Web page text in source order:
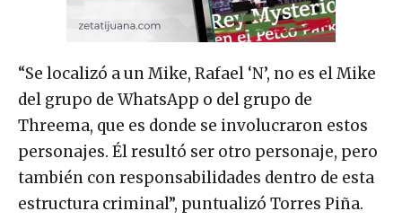
“Se localizó a un Mike, Rafael ‘N’, no es el Mike
del grupo de WhatsApp o del grupo de
Threema, que es donde se involucraron estos
personajes. Él resultó ser otro personaje, pero
también con responsabilidades dentro de esta
estructura criminal”, puntualizó Torres Piña.